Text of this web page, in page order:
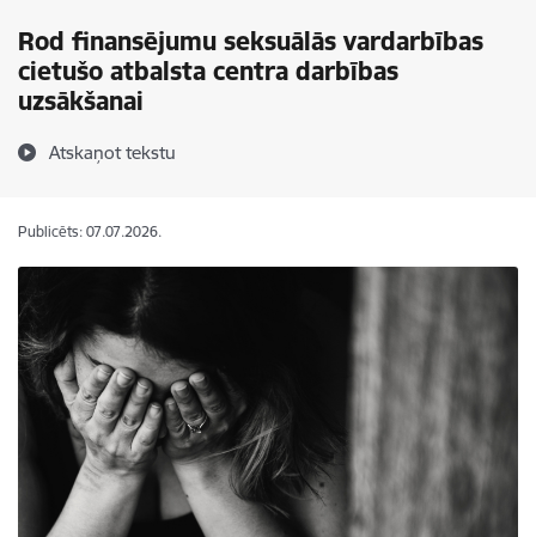
Rod finansējumu seksuālās vardarbības
cietušo atbalsta centra darbības
uzsākšanai
Atskaņot tekstu
Publicēts: 07.07.2026.